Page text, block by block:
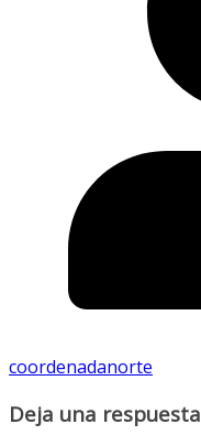
coordenadanorte
Deja una respuesta